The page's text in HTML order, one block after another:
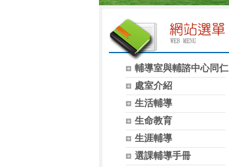
輔導室與輔諮中心同仁
處室介紹
生活輔導
生命教育
生涯輔導
選課輔導手冊